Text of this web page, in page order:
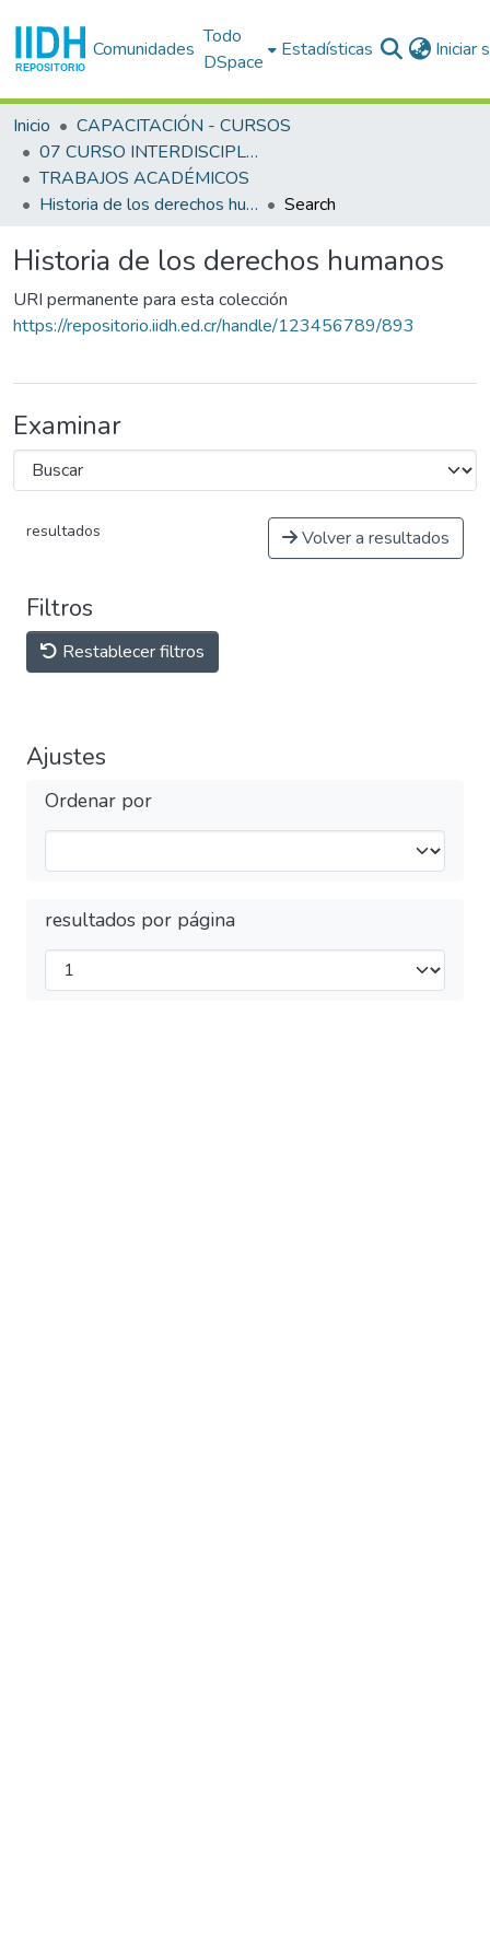
Comunidades
Todo
DSpace
Estadísticas Iniciar
Inicio
CAPACITACIÓN - CURSOS
07 CURSO INTERDISCIPLINARIO EN DERECHOS HUMANOS (7o. : 1989 ago. 21- sep. 1 : San José)
TRABAJOS ACADÉMICOS
Historia de los derechos humanos
Search
Historia de los derechos humanos
URI permanente para esta colección
https://repositorio.iidh.ed.cr/handle/123456789/893
Examinar
resultados Volver a resultados
Filtros
Restablecer filtros
Ajustes
Ordenar por
resultados por página